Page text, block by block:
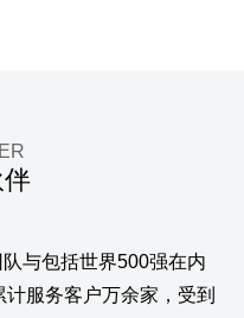
与包括世界500强在内
计服务客户万余家，受到